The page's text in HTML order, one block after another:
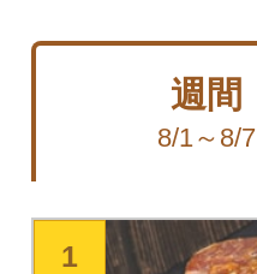
週間
8/1～8/7
1